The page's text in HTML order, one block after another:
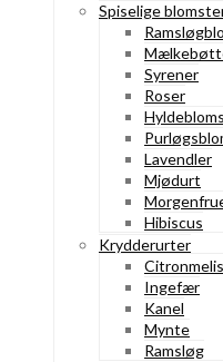
Spiselige
Syrener
Roser
Lavendler
Mjødurt
Hibiscus
Krydderurter
Ingefær
Kanel
Mynte
Ramsløg